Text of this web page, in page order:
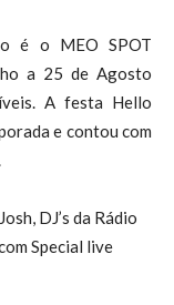
é o MEO SPOT
a 25 de Agosto
A festa Hello
e contou com
DJ’s da Rádio
Special live